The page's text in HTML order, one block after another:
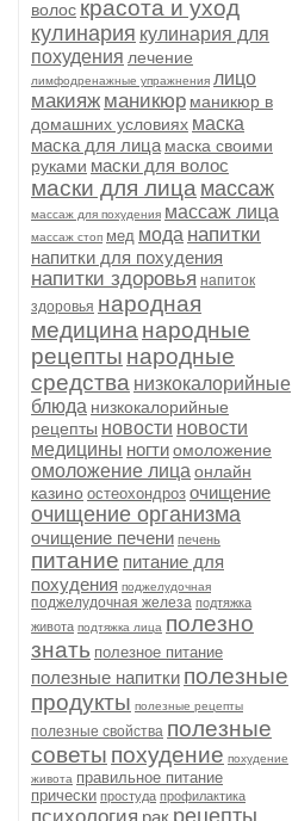
волос красота и уход
кулинария кулинария для
похудения лечение
лимфодренажные упражнения лицо
макияж маникюр маникюр в
домашних условиях маска
маска для лица маска своими
руками маски для волос
маски для лица массаж
массаж для похудения массаж лица
массаж стоп мед мода напитки
напитки для похудения
напитки здоровья напиток
здоровья народная
медицина народные
рецепты народные
средства низкокалорийные
блюда низкокалорийные
рецепты новости новости
медицины ногтиомоложение
омоложение лица онлайн
казино остеохондроз очищение
очищение организма
очищение печени печень
питание питание для
похудения поджелудочная
поджелудочная железа подтяжка
живота подтяжка лица полезно
знать полезное питание
полезные напитки полезные
продукты полезные рецепты
полезные свойства полезные
советы похудение похудение
живота правильное питание
прически простуда профилактика
рак рецепты